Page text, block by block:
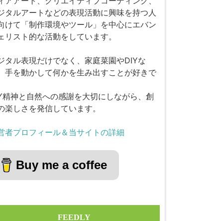
タルアートなどの表現活動に興味を持つ人
けて「制作環境やツール」を中心にエバン
リスト的な活動をしています。
タル表現だけでなく、家庭菜園やDIYな
手を動かして何かを生み出すことが好きで
精神と自然への感謝を大切にしながら、創
楽しさを発信しています。
者プロフィール＆当サイトの詳細
Buy me a coffee
FEEDLY